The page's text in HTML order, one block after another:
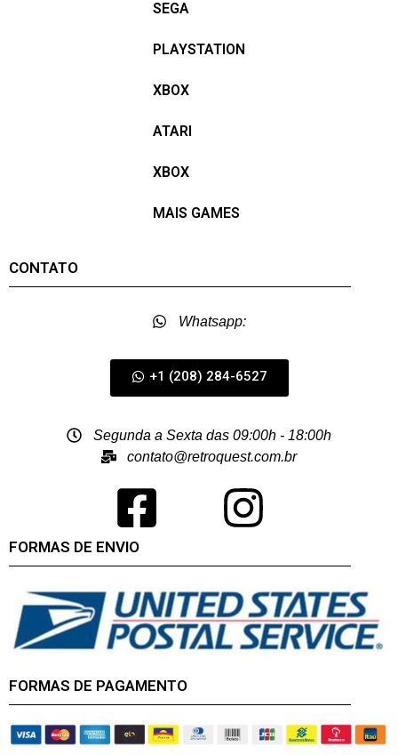
SEGA
PLAYSTATION
XBOX
ATARI
XBOX
MAIS GAMES
CONTATO
Whatsapp:
+1 (208) 284-6527
Segunda a Sexta das 09:00h - 18:00h
contato@retroquest.com.br
FORMAS DE ENVIO
FORMAS DE PAGAMENTO